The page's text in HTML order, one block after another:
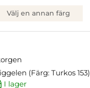
Välj en annan färg
(Färg: Turkos 153)
I lager